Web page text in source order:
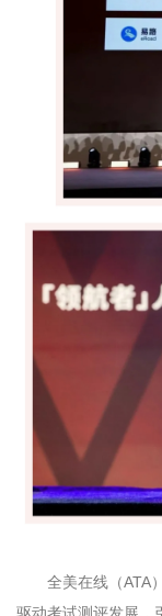
全美在线（ATA
驱动考试测评发展，